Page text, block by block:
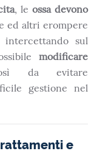
, le ossa devono
ed altri erompere
sul
modificare
da evitare
gestione nel
e